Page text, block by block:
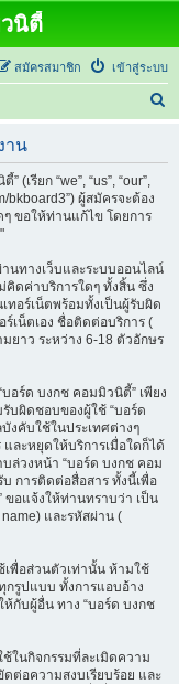
นิตี้
เข้าสู่ระบบ
สมัครสมาชิก
าน
เรียก “we”, “us”, “our”,
bkboard3”) ผู้สมัครจะต้อง
ขอให้ท่านแก้ไข โดยการ
นทางเว็บและระบบออนไลน์
ดค่าบริการใดๆ ทั้งสิ้น ซึ่ง
อร์เน็ตพร้อมทั้งเป็นผู้รับผิด
เน็ตเอง ชื่อติดต่อบริการ (
ยาว ระหว่าง 6-18 ตัวอักษร
อร์ด บงกช คอมมิวนิตี้” เพียง
บผิดชอบของผู้ใช้ “บอร์ด
งคับใช้ในประเทศต่างๆ
ละหยุดให้บริการเมื่อใดก็ได้
ล่วงหน้า “บอร์ด บงกช คอม
การติดต่อสื่อสาร ทั้งนี้เพื่อ
ขอแจ้งให้ท่านทราบว่า เป็น
และรหัสผ่าน (
เพื่อส่วนตัวเท่านั้น ห้ามใช้
กรูปแบบ ทั้งการแอบอ้าง
กับผู้อื่น ทาง “บอร์ด บงกช
ในกิจกรรมที่ละเมิดความ
ต่อความสงบเรียบร้อย และ